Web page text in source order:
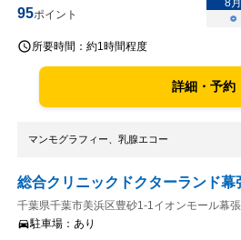
95ポイント
8月
○
所要時間： 約1時間程度
詳細・予約
マンモグラフィー、乳腺エコー
総合クリニックドクターランド幕
千葉県千葉市美浜区豊砂1-1イオンモール幕
駐車場： あり